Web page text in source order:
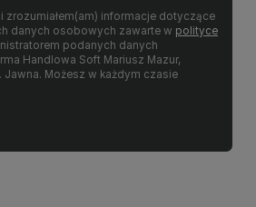
zrozumiałem(am) informacje dotyczące
danych osobowych zawarte w polityce
podanych danych
Handlowa Soft Mariusz Mazur,
Jawna. Możesz w każdym czasie